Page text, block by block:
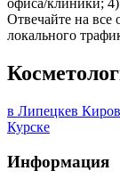
офиса/клиники;
Отвечайте на
локального
в Липецкев
Курске
Информация